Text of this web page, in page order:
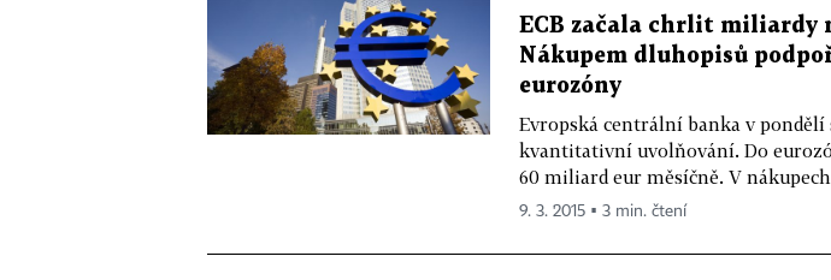
ECB začala chrlit miliardy
Nákupem dluhopisů
eurozóny
Evropská centrální banka v pondělí
kvantitativní uvolňování. Do
60 miliard eur měsíčně. V
9. 3. 2015 ▪ 3 min. čtení